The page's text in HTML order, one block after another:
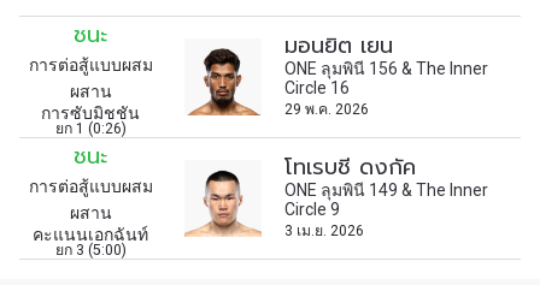
ชนะ
การต่อสู้แบบผสม
ผสาน
การซับมิชชัน
ยก 1 (0:26)
มอนยิต เยน
ONE ลุมพินี 156 & The Inner
Circle 16
29 พ.ค. 2026
ชนะ
การต่อสู้แบบผสม
ผสาน
คะแนนเอกฉันท์
ยก 3 (5:00)
โทเรบชี ดงกัค
ONE ลุมพินี 149 & The Inner
Circle 9
3 เม.ย. 2026
คู่แข่ง
อีเวนต์
สมัครเพื่อไม่พลาดข่าวเด็ด
เพื่อไม่พลาดข่าวสารของ ONE รีบลงทะเบียนตอนนี้
เพื่อรับข้อมูลอัปเดตล่าสุดก่อนใคร รวมทั้งข้อเสนอ
และสิทธิพิเศษในการเลือกที่นั่งที่ดีที่สุดในสนาม
อีเมล
ชื่อ